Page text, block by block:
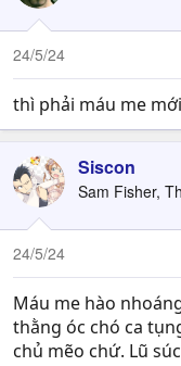
24/5/24
thì phải máu me
Siscon
Sam Fisher,
24/5/24
Máu me hào
thằng óc chó ca
chủ mẽo chứ. Lũ